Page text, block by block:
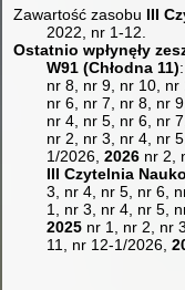
Zawartość zasobu III
2022, nr 1-12.
Ostatnio wpłynęły
W91 (Chłodna 11):
nr 8, nr 9, nr 10, nr
nr 6, nr 7, nr 8, nr
nr 4, nr 5, nr 6, nr
nr 2, nr 3, nr 4, nr
1/2026, 2026nr 2,
III Czytelnia
3, nr 4, nr 5, nr 6,
1, nr 3, nr 4, nr 5,
2025nr 1, nr 2, nr
11, nr 12-1/2026,